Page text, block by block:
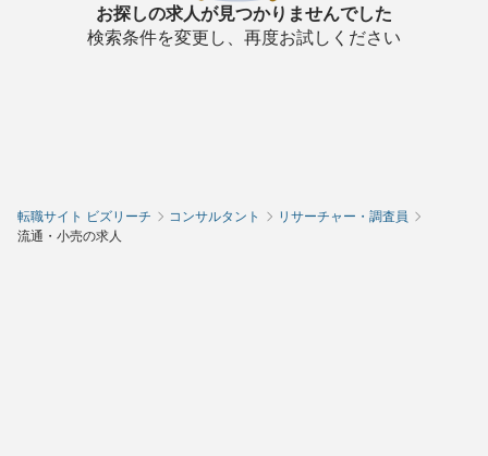
お探しの求人が見つかりませんでした
検索条件を変更し、再度お試しください
転職サイト ビズリーチ コンサルタント
リサーチャー・調査員
流通・小売の求人